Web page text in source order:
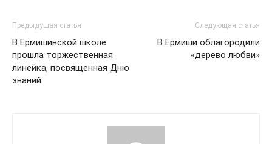
Предыдущая статья
В Ермишинской школе
прошла торжественная
линейка, посвященная Дню
знаний
Следующая статья
В Ермиши облагородили
«дерево любви»